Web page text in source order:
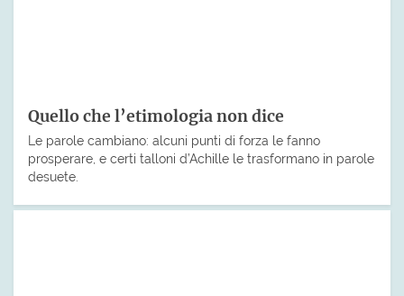
Quello che l’etimologia non dice
Le parole cambiano: alcuni punti di forza le fanno
prosperare, e certi talloni d’Achille le trasformano in parole
desuete.